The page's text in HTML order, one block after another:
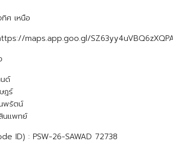
ศ เหนือ
maps.app.goo.gl/
ด์
ฎร์
พรัตน์
นแพทย์
ID) : PSW-26-SAWAD 72738